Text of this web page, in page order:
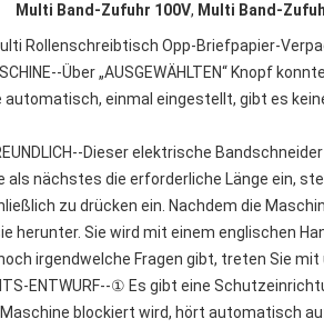
Multi Band-Zufuhr 100V, Multi Band-
Rollenschreibtisch Opp-Briefpapier-
Über „AUSGEWÄHLTEN“ Knopf
einmal eingestellt, gibt es
Dieser elektrische
als nächstes die erforderliche Länge ein,
zu drücken ein. Nachdem die
herunter. Sie wird mit einem englischen
irgendwelche Fragen gibt, treten Sie
ENTWURF--① Es gibt eine
blockiert wird, hört automatisch